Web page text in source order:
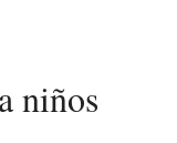
niños